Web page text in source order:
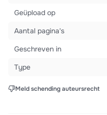
Geüpload op
Aantal pagina's
Geschreven in
Type
Meld schending auteursrecht